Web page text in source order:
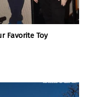
Favorite Toy